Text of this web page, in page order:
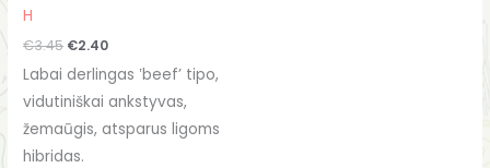
H
€3.45 €2.40
Labai derlingas ʽbeef’ tipo,
vidutiniškai ankstyvas,
žemaūgis, atsparus ligoms
hibridas.